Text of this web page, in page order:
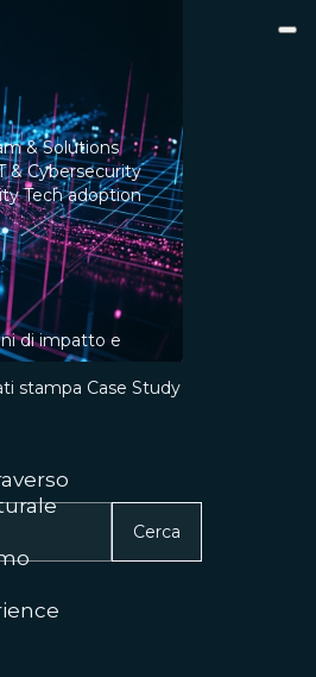
& Solutions
& Cybersecurity
Tech adoption
di impatto e
stampa Case Study
Cerca